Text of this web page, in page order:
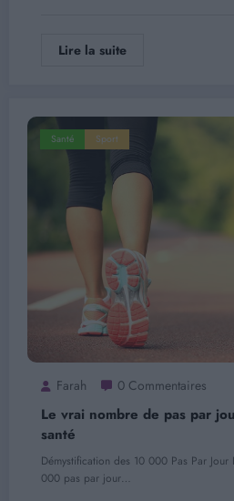
Lire la suite
Santé Sport
Farah 0 Commentaires
Le vrai nombre de pas par
santé
Démystification des 10 000 Pas Par
000 pas par jour…